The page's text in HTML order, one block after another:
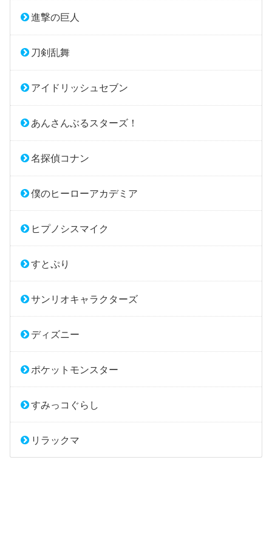
進撃の巨人
刀剣乱舞
アイドリッシュセブン
あんさんぶるスターズ！
名探偵コナン
僕のヒーローアカデミア
ヒプノシスマイク
すとぷり
サンリオキャラクターズ
ディズニー
ポケットモンスター
すみっコぐらし
リラックマ